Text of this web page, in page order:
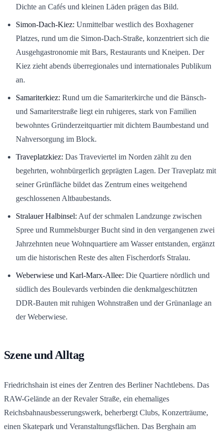
Dichte an Cafés und kleinen Läden prägen das Bild.
Simon-Dach-Kiez: Unmittelbar westlich des Boxhagener
Platzes, rund um die Simon-Dach-Straße, konzentriert sich die
Ausgehgastronomie mit Bars, Restaurants und Kneipen. Der
Kiez zieht abends überregionales und internationales Publikum
an.
Samariterkiez: Rund um die Samariterkirche und die Bänsch-
und Samariterstraße liegt ein ruhigeres, stark von Familien
bewohntes Gründerzeitquartier mit dichtem Baumbestand und
Nahversorgung im Block.
Traveplatzkiez: Das Traveviertel im Norden zählt zu den
begehrten, wohnbürgerlich geprägten Lagen. Der Traveplatz mit
seiner Grünfläche bildet das Zentrum eines weitgehend
geschlossenen Altbaubestands.
Stralauer Halbinsel: Auf der schmalen Landzunge zwischen
Spree und Rummelsburger Bucht sind in den vergangenen zwei
Jahrzehnten neue Wohnquartiere am Wasser entstanden, ergänzt
um die historischen Reste des alten Fischerdorfs Stralau.
Weberwiese und Karl-Marx-Allee: Die Quartiere nördlich und
südlich des Boulevards verbinden die denkmalgeschützten
DDR-Bauten mit ruhigen Wohnstraßen und der Grünanlage an
der Weberwiese.
Szene und Alltag
Friedrichshain ist eines der Zentren des Berliner Nachtlebens. Das
RAW-Gelände an der Revaler Straße, ein ehemaliges
Reichsbahnausbesserungswerk, beherbergt Clubs, Konzerträume,
einen Skatepark und Veranstaltungsflächen. Das Berghain am